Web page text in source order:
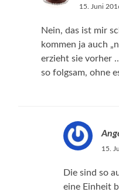
15. Juni
Nein, das ist mir
kommen ja auch
erzieht sie vorher
so folgsam, ohne
15.
Die sind so
eine Einheit